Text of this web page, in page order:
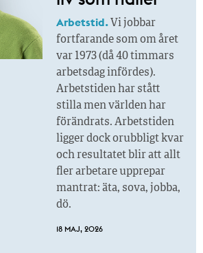
Arbetstid. Vi jobbar
fortfarande som om året
var 1973 (då 40 timmars
arbetsdag infördes).
Arbetstiden har stått
stilla men världen har
förändrats. Arbetstiden
ligger dock orubbligt kvar
och resultatet blir att allt
fler arbetare upprepar
mantrat: äta, sova, jobba,
dö.
18 MAJ, 2026